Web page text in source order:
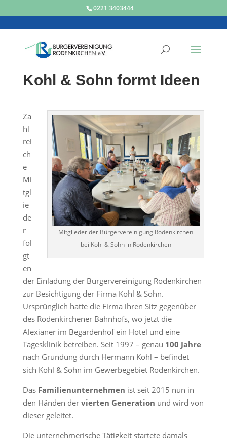
0221 3403444
Kohl & Sohn formt Ideen
Mitglieder der Bürgervereinigung Rodenkirchen
bei Kohl & Sohn in Rodenkirchen
Za
hl
rei
ch
e
Mi
tgl
ie
de
r
fol
gt
en
der Einladung der Bürgervereinigung Rodenkirchen
zur Besichtigung der Firma Kohl & Sohn.
Ursprünglich hatte die Firma ihren Sitz gegenüber
des Rodenkirchener Bahnhofs, wo jetzt die
Alexianer im Begardenhof ein Hotel und eine
Tagesklinik betreiben. Seit 1997 – genau 100 Jahre
nach Gründung durch Hermann Kohl – befindet
sich Kohl & Sohn im Gewerbegebiet Rodenkirchen.
Das Familienunternehmen ist seit 2015 nun in
den Händen der vierten Generation und wird von
dieser geleitet.
Die unternehmerische Tätigkeit startete damals